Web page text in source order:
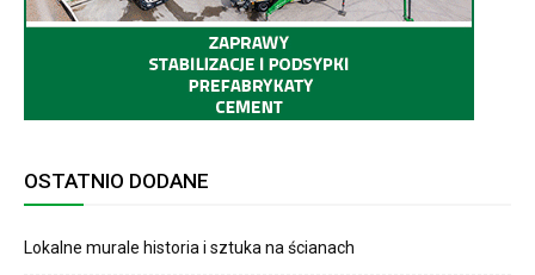
OSTATNIO DODANE
Lokalne murale historia i sztuka na ścianach